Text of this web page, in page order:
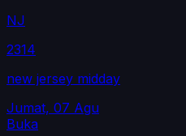
NJ
2314
new jersey midday
Jumat, 07 Agu
Buka